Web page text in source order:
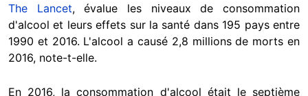
The Lancet, évalue les niveaux de consommation
d'alcool et leurs effets sur la santé dans 195 pays entre
1990 et 2016. L'alcool a causé 2,8 millions de morts en
2016, note-t-elle.
En 2016, la consommation d'alcool était le septième